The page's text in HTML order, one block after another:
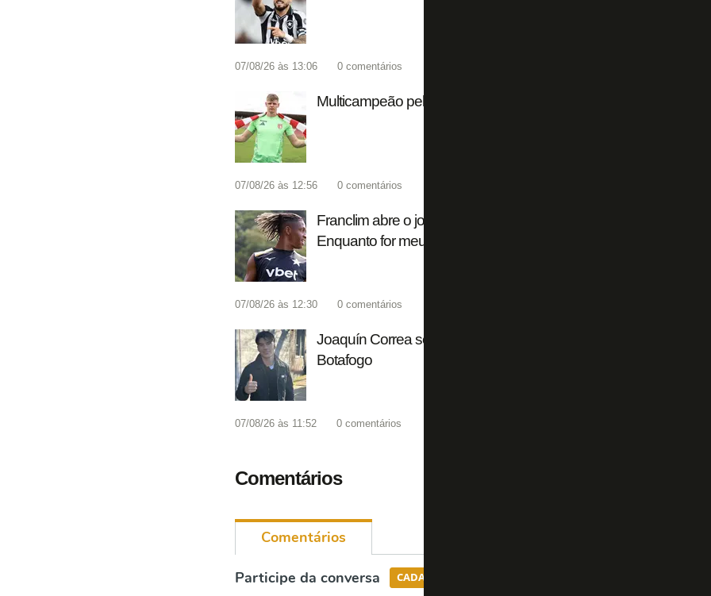
07/08/26 às 13:06 0 comentários
Multicampeão pelo Botafogo, Raul é anunciado pelo AFS com
07/08/26 às 12:56 0 comentários
Franclim abre o jogo sobre Danilo no Botafogo: 'É um bebê
Enquanto for meu atleta, será importante. Muito acima da média'
07/08/26 às 12:30 0 comentários
Joaquín Correa se apresenta ao Estudiantes após fechar
Botafogo
07/08/26 às 11:52 0 comentários
Comentários